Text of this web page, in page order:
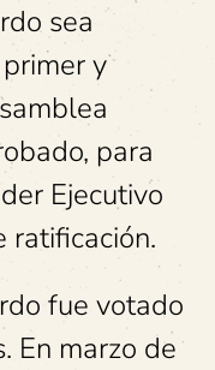
sea
y
para
Ejecutivo
ratificación.
fue votado
En marzo de